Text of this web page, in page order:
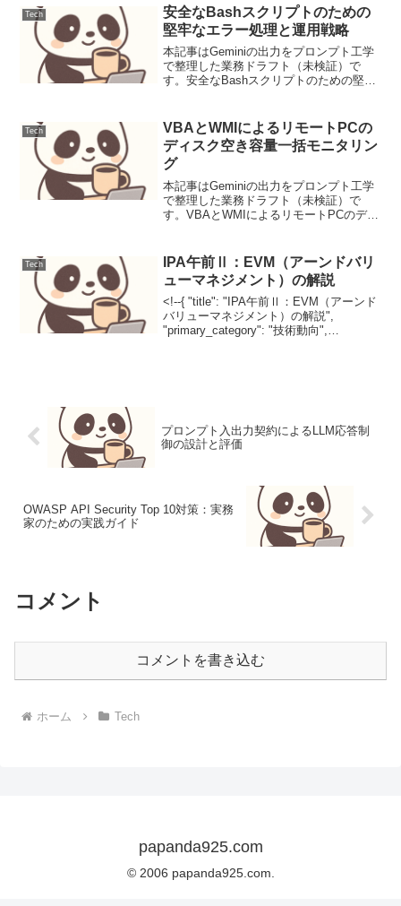
マリ】大規模言語モデル（LLM）が学
習・...
Tech
安全なBashスクリプトのための
堅牢なエラー処理と運用戦略
本記事はGeminiの出力をプロンプト工学
で整理した業務ドラフト（未検証）で
す。安全なBashスクリプトのための堅牢
ールです。しかし、エラー処理を怠る
と、予期...
Tech
VBAとWMIによるリモートPCの
ディスク空き容量一括モニタリン
グ
本記事はGeminiの出力をプロンプト工学
で整理した業務ドラフト（未検証）で
す。VBAとWMIによるリモートPCのディ
テム停止の要因です。WMIを活用し、ネ
ットワーク...
Tech
IPA午前Ⅱ：EVM（アーンドバリ
ューマネジメント）の解説
<!--{ "title": "IPA午前Ⅱ：EVM（アーンド
バリューマネジメント）の解説",
"primary_category": "技術動向",
プロンプト入出力契約によるLLM応答制
御の設計と評価
OWASP API Security Top 10対策：実務
家のための実践ガイド
コメント
コメントを書き込む
ホーム Tech
papanda925.com
© 2006 papanda925.com.